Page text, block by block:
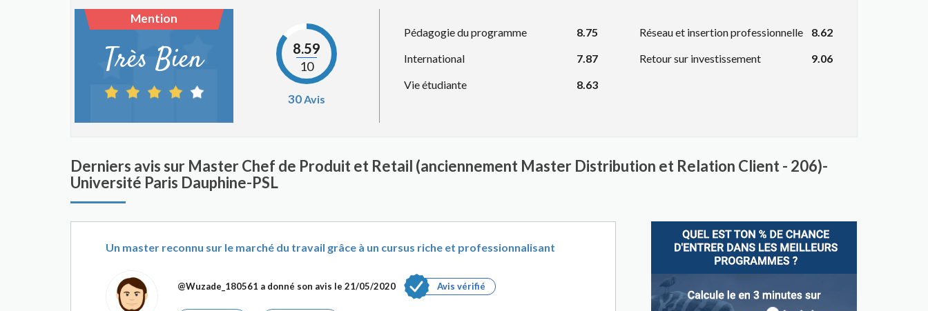
Mention
Très Bien 8.59
10
30 Avis
Pédagogie du programme
8.75
International
7.87
Vie étudiante
8.63
Réseau et insertion professionnelle
8.62
Retour sur investissement
9.06
Derniers avis sur Master Chef de Produit et Retail (anciennement Master Distribution et Relation Client - 206)-
Université Paris Dauphine-PSL
Un master reconnu sur le marché du travail grâce à un cursus riche et professionnalisant
@Wuzade_180561 a donné son avis le 21/05/2020 Avis vérifié